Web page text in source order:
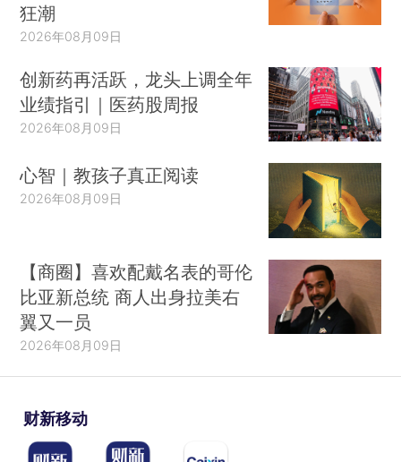
狂潮
2026年08月09日
创新药再活跃，龙头上调全年
业绩指引｜医药股周报
2026年08月09日
心智｜教孩子真正阅读
2026年08月09日
【商圈】喜欢配戴名表的哥伦
比亚新总统 商人出身拉美右
翼又一员
2026年08月09日
财新移动